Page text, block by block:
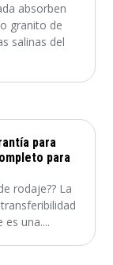
absorben
granito de
salinas del
para
para
rodaje?? La
una....